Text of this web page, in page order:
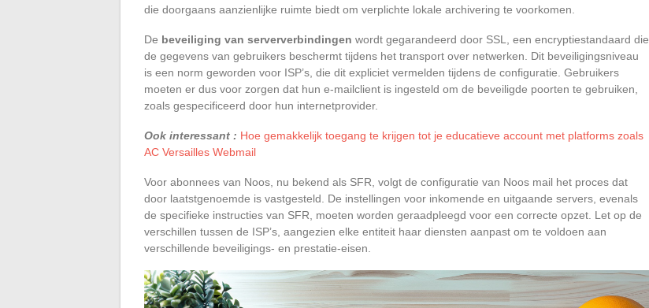
die doorgaans aanzienlijke ruimte biedt om verplichte lokale archivering te voorkomen.
De beveiliging van serververbindingen wordt gegarandeerd door SSL, een encryptiestandaard die
de gegevens van gebruikers beschermt tijdens het transport over netwerken. Dit beveiligingsniveau
is een norm geworden voor ISP’s, die dit expliciet vermelden tijdens de configuratie. Gebruikers
moeten er dus voor zorgen dat hun e-mailclient is ingesteld om de beveiligde poorten te gebruiken,
zoals gespecificeerd door hun internetprovider.
Ook interessant : Hoe gemakkelijk toegang te krijgen tot je educatieve account met platforms zoals
AC Versailles Webmail
Voor abonnees van Noos, nu bekend als SFR, volgt de configuratie van Noos mail het proces dat
door laatstgenoemde is vastgesteld. De instellingen voor inkomende en uitgaande servers, evenals
de specifieke instructies van SFR, moeten worden geraadpleegd voor een correcte opzet. Let op de
verschillen tussen de ISP’s, aangezien elke entiteit haar diensten aanpast om te voldoen aan
verschillende beveiligings- en prestatie-eisen.